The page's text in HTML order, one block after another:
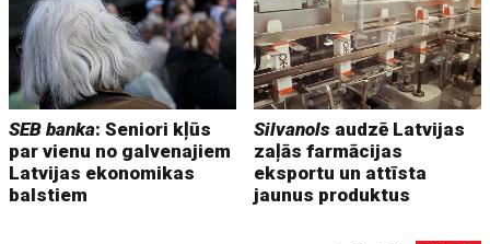
SEB banka: Seniori kļūs
par vienu no galvenajiem
Latvijas ekonomikas
balstiem
Silvanols audzē Latvijas
zaļās farmācijas
eksportu un attīsta
jaunus produktus